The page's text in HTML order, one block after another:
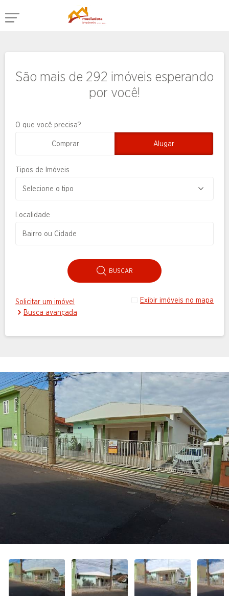
São mais de 292 imóveis esperando
por você!
O que você precisa?
Comprar Alugar
Tipos de Imóveis
Localidade
Solicitar um imóvel
Exibir imóveis no mapa
Busca avançada
BUSCAR